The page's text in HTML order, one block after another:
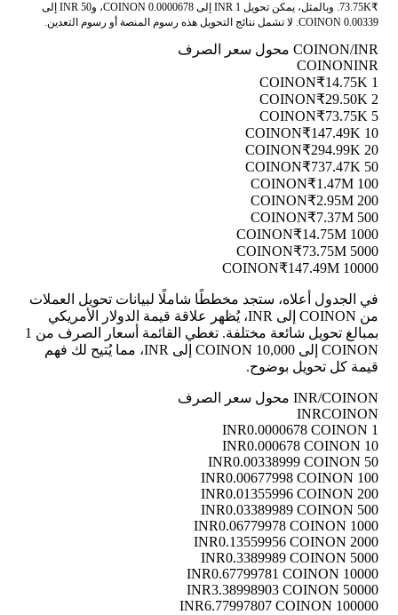
₹73.75K. وبالمثل، يمكن تحويل 1 INR إلى 0.0000678 COINON، و50 INR إلى
0.00339 COINON. لا تشمل نتائج التحويل هذه رسوم المنصة أو رسوم التعدين.
COINON/INR محول سعر الصرف
COINONINR
1 COINON
₹14.75K
2 COINON
₹29.50K
5 COINON
₹73.75K
10 COINON
₹147.49K
20 COINON
₹294.99K
50 COINON
₹737.47K
100 COINON
₹1.47M
200 COINON
₹2.95M
500 COINON
₹7.37M
1000 COINON
₹14.75M
5000 COINON
₹73.75M
10000 COINON
₹147.49M
في الجدول أعلاه، ستجد مخططًا شاملًا لبيانات تحويل العملات
من COINON إلى INR، يُظهر علاقة قيمة الدولار الأمريكي
بمبالغ تحويل شائعة مختلفة. تغطي القائمة أسعار الصرف من 1
COINON إلى 10,000 COINON إلى INR، مما يُتيح لك فهم
قيمة كل تحويل بوضوح.
INR/COINON محول سعر الصرف
INRCOINON
1 INR
0.0000678 COINON
10 INR
0.000678 COINON
50 INR
0.00338999 COINON
100 INR
0.00677998 COINON
200 INR
0.01355996 COINON
500 INR
0.03389989 COINON
1000 INR
0.06779978 COINON
2000 INR
0.13559956 COINON
5000 INR
0.3389989 COINON
10000 INR
0.67799781 COINON
50000 INR
3.38998903 COINON
100000 INR
6.77997807 COINON